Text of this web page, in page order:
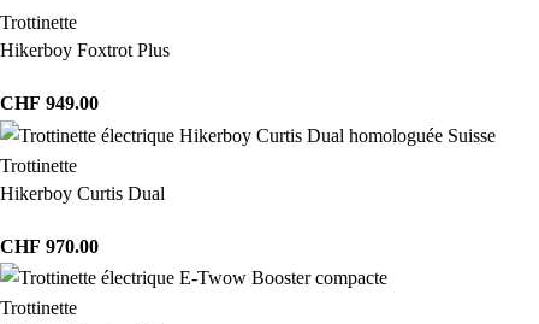
Trottinette
Hikerboy Foxtrot Plus
CHF 949.00
Trottinette
Hikerboy Curtis Dual
CHF 970.00
Trottinette